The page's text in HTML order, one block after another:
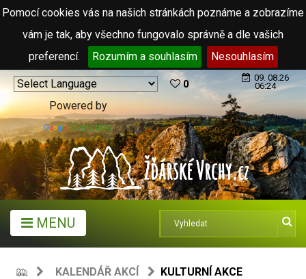
Pomocí cookies vás na našich stránkách poznáme a zobrazíme
vám je tak, aby všechno fungovalo správně a dle vašich
preferencí.
Rozumím a souhlasím Nesouhlasím
Powered by
Translate
0
09. 08.26
06:24
MENU
KALENDÁŘ AKCÍ KULTURNÍ AKCE